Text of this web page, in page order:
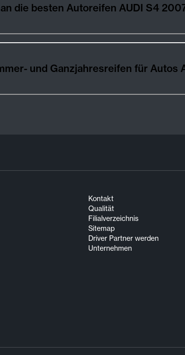
die besten Autoreifen AUDI S4
und Ganzjahresreifen für Autos
Kontakt
Qualität
Filialverzeichnis
Sitemap
Driver Partner werden
Unternehmen